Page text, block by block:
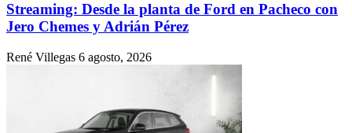
Streaming: Desde la planta de Ford en Pacheco con
Jero Chemes y Adrián Pérez
René Villegas 6 agosto, 2026